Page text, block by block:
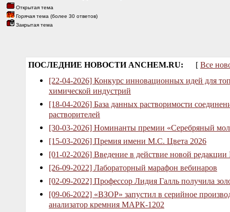
Открытая тема
Горячая тема (более 30 ответов)
Закрытая тема
ПОСЛЕДНИЕ НОВОСТИ ANCHEM.RU: [ Все
[22-04-2026] Конкурс инновационных идей для
химической индустрий
[18-04-2026] База данных растворимости
растворителей
[30-03-2026] Номинанты премии «Серебряный
[15-03-2026] Премия имени М.С. Цвета 2026
[01-02-2026] Введение в действие новой
[26-09-2022] Лабораторный марафон вебинаров
[02-09-2022] Профессор Лидия Галль получила
[09-06-2022] «ВЗОР» запустил в серийное
анализатор кремния МАРК-1202